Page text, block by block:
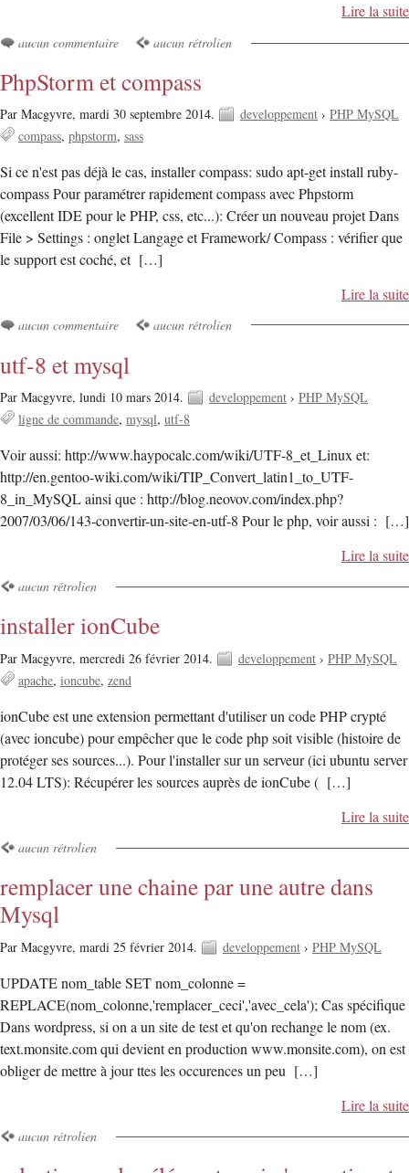
Lire la suite
aucun commentaire aucun rétrolien
PhpStorm et compass
Par Macgyvre, mardi 30 septembre 2014. developpement › PHP MySQL
compass phpstorm sass
Si ce n'est pas déjà le cas, installer compass: sudo apt-get install ruby-
compass Pour paramétrer rapidement compass avec Phpstorm
(excellent IDE pour le PHP, css, etc...): Créer un nouveau projet Dans
File > Settings : onglet Langage et Framework/ Compass : vérifier que
le support est coché, et […]
Lire la suite
aucun commentaire aucun rétrolien
utf-8 et mysql
Par Macgyvre, lundi 10 mars 2014. developpement › PHP MySQL
ligne de commande mysql utf-8
Voir aussi: http://www.haypocalc.com/wiki/UTF-8_et_Linux et:
http://en.gentoo-wiki.com/wiki/TIP_Convert_latin1_to_UTF-
8_in_MySQL ainsi que : http://blog.neovov.com/index.php?
2007/03/06/143-convertir-un-site-en-utf-8 Pour le php, voir aussi : […]
Lire la suite
aucun rétrolien
installer ionCube
Par Macgyvre, mercredi 26 février 2014. developpement › PHP MySQL
apache ioncube zend
ionCube est une extension permettant d'utiliser un code PHP crypté
(avec ioncube) pour empêcher que le code php soit visible (histoire de
protéger ses sources...). Pour l'installer sur un serveur (ici ubuntu server
12.04 LTS): Récupérer les sources auprès de ionCube ( […]
Lire la suite
aucun rétrolien
remplacer une chaine par une autre dans
Mysql
Par Macgyvre, mardi 25 février 2014. developpement › PHP MySQL
UPDATE nom_table SET nom_colonne =
REPLACE(nom_colonne,'remplacer_ceci','avec_cela'); Cas spécifique
Dans wordpress, si on a un site de test et qu'on rechange le nom (ex.
text.monsite.com qui devient en production www.monsite.com), on est
obliger de mettre à jour ttes les occurences un peu […]
Lire la suite
aucun rétrolien